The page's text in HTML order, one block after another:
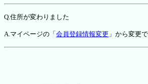
Q.住所が変わりました
A.マイページの「 会員登録情報変更 」から変更